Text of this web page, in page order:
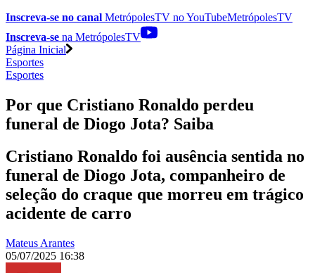
Inscreva-se no canal MetrópolesTV noYouTubeMetrópolesTV
Inscreva-se na MetrópolesTV
Página Inicial
Esportes
Esportes
Por que Cristiano Ronaldo perdeu
funeral de Diogo Jota? Saiba
Cristiano Ronaldo foi ausência sentida no
funeral de Diogo Jota, companheiro de
seleção do craque que morreu em trágico
acidente de carro
Mateus Arantes
05/07/2025 16:38